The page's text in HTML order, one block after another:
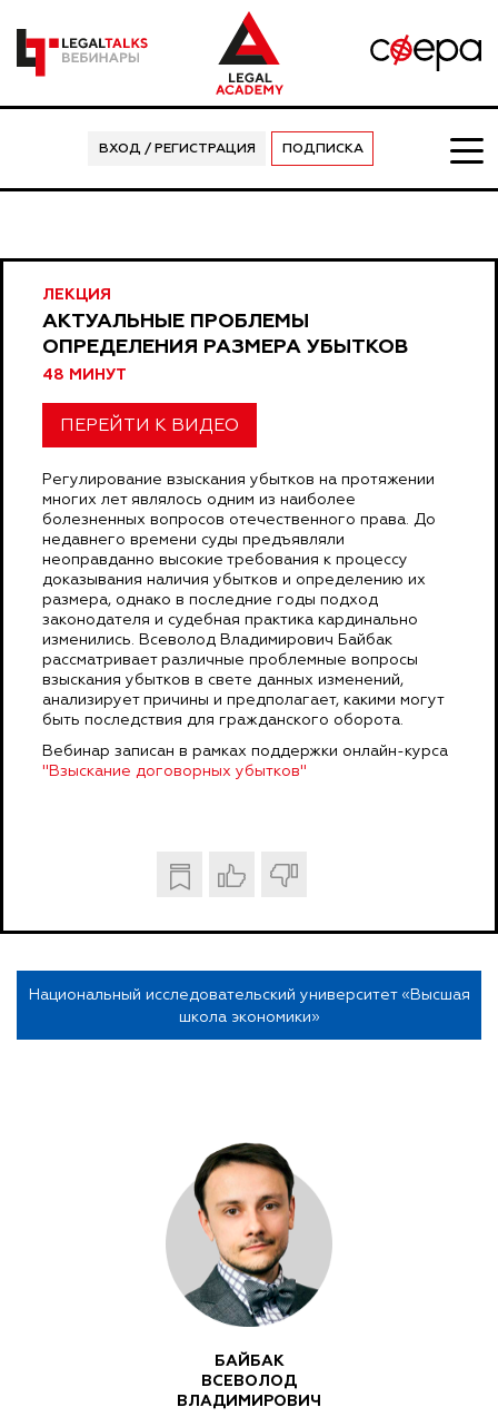
ВХОД / РЕГИСТРАЦИЯ ПОДПИСКА
ЛЕКЦИЯ
АКТУАЛЬНЫЕ ПРОБЛЕМЫ
ОПРЕДЕЛЕНИЯ РАЗМЕРА УБЫТКОВ
48 МИНУТ
ПЕРЕЙТИ К ВИДЕО
Регулирование взыскания убытков на протяжении
многих лет являлось одним из наиболее
болезненных вопросов отечественного права. До
недавнего времени суды предъявляли
неоправданно высокие требования к процессу
доказывания наличия убытков и определению их
размера, однако в последние годы подход
законодателя и судебная практика кардинально
изменились. Всеволод Владимирович Байбак
рассматривает различные проблемные вопросы
взыскания убытков в свете данных изменений,
анализирует причины и предполагает, какими могут
быть последствия для гражданского оборота.
Вебинар записан в рамках поддержки онлайн-курса
"Взыскание договорных убытков"
Национальный исследовательский университет «Высшая
школа экономики»
БАЙБАК
ВСЕВОЛОД
ВЛАДИМИРОВИЧ